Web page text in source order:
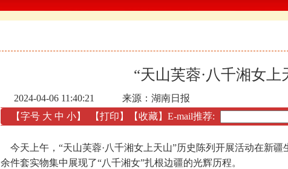
“天山芙蓉·八千湘女
2024-04-06 11:40:21 来源：湖南日报
【字号 大 中 小】 【打印 】 【收藏】 E-mail推荐:
今天上午，“天山芙蓉·八千湘女上天山”历史陈列开展活动在新
余件套实物集中展现了“八千湘女”扎根边疆的光辉历程。